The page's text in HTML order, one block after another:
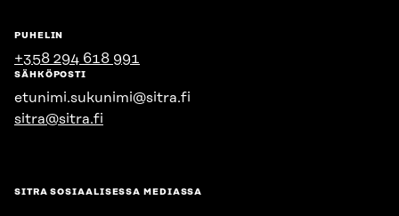
PUHELIN
+358 294 618 991
SÄHKÖPOSTI
etunimi.sukunimi@sitra.fi
sitra@sitra.fi
SITRA SOSIAALISESSA MEDIASSA